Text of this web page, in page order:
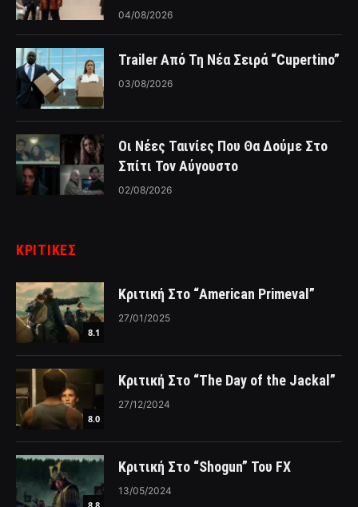
04/08/2026
Trailer Από Τη Νέα Σειρά “Cupertino”
03/08/2026
Οι Νέες Ταινίες Που Θα Δούμε Στο
Σπίτι Τον Αύγουστο
02/08/2026
ΚΡΙΤΙΚΈΣ
8.1
Κριτική Στο “American Primeval”
27/01/2025
8.0
Κριτική Στο “The Day of the Jackal”
27/12/2024
Κριτική Στο “Shogun” Του FX
13/05/2024